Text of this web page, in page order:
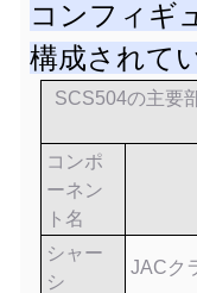
コンフィギ
構成されて
SCS504の主要
コンポ
ーネン
ト名
シャー
シ
JACク